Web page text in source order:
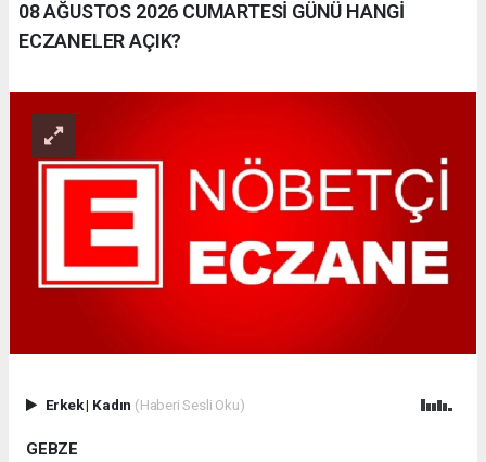
08 AĞUSTOS 2026 CUMARTESİ GÜNÜ HANGİ
ECZANELER AÇIK?
Erkek| Kadın (Haberi Sesli Oku)
GEBZE